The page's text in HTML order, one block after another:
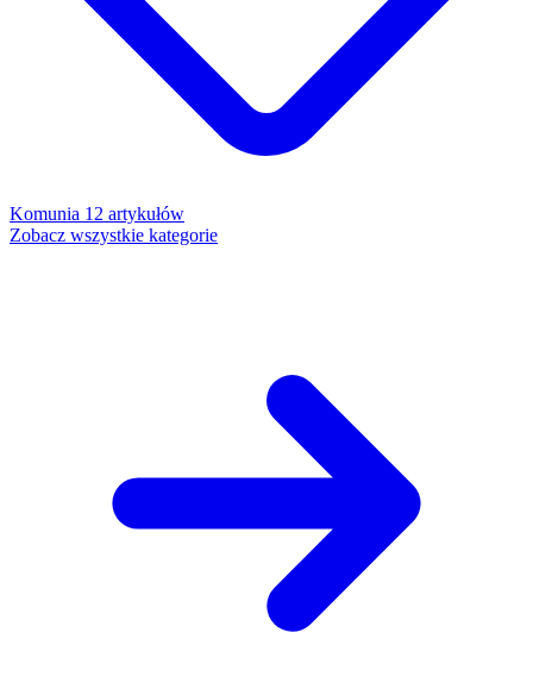
Komunia 12 artykułów
Zobacz wszystkie kategorie